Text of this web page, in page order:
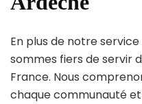
En plus de notre
sommes fiers de servir
France. Nous
chaque communauté